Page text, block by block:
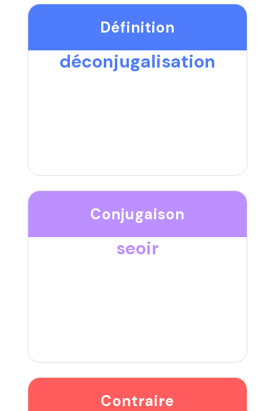
Définition
déconjugalisation
Conjugaison
seoir
Contraire